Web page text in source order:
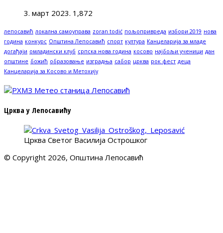
3. март 2023. 1,872
лепосавић локална самоуправа zoran todić пољопривреда избори 2019 нова
година конкурс Општина Лепосавић спорт култура Канцеларија за младе
догађаји омладински клуб српска нова година косово најбољи ученици дан
општине божић образовање изградња сабор црква рок фест деца
Канцеларија за Косово и Метохију
Црква у Лепосавићу
Црква Светог Василија Острошког
© Copyright 2026, Општина Лепосавић